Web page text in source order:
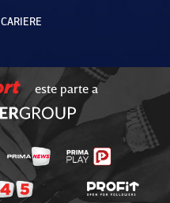
CARIERE
este parte a